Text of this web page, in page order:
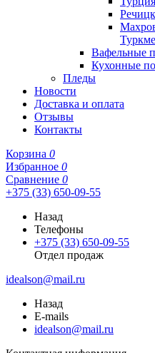
Вафельные
Кухонные
Пледы
Новости
Доставка и оплата
Отзывы
Контакты
Корзина 0
Избранное 0
Сравнение 0
+375 (33) 650-09-55
Назад
Телефоны
+375 (33) 650-09-55
Отдел продаж
idealson@mail.ru
Назад
E-mails
idealson@mail.ru